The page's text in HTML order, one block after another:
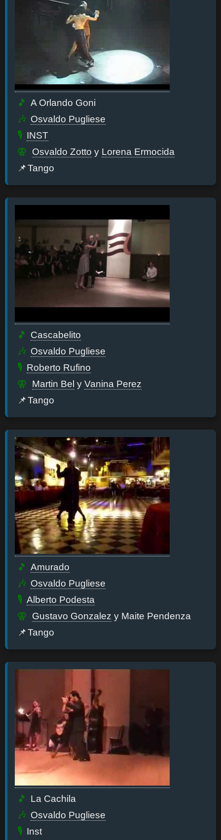
A Orlando Goni
Osvaldo Pugliese
INST
Osvaldo Zotto y Lorena Ermocida
Tango
Cascabelito
Osvaldo Pugliese
Roberto Rufino
Martin Bel y Vanina Perez
Tango
Amurado
Osvaldo Pugliese
Alberto Podesta
Gustavo Gonzalez y Maite Pendenza
Tango
La Cachila
Osvaldo Pugliese
Inst